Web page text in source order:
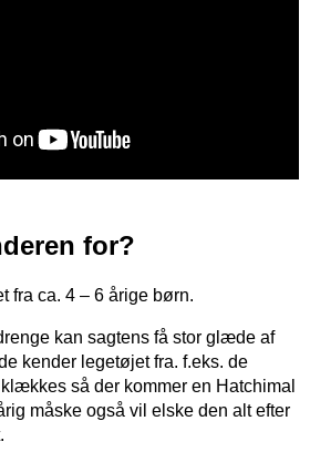
for?
fra ca. 4 – 6 årige børn.
kan sagtens få stor glæde af
kender legetøjet fra. f.eks. de
så der kommer en Hatchimal
måske også vil elske den alt efter